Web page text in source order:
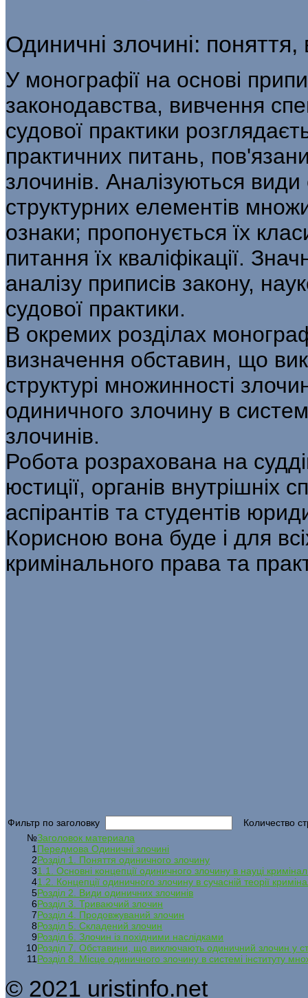
Одиничні злочині: поняття,
У монографії на основі
законодавства, вивчення
судової практики
практичних питань,
злочинів. Аналізуються
структурних елементів
ознаки; пропонується їх
питання їх кваліфікації.
аналізу приписів закону,
судової практики.
В окремих розділах
визначення обставин, що
структурі множинності
одиничного злочину в
злочинів.
Робота розрахована на
юстиції, органів внутрішніх
аспірантів та студентів
Корисною вона буде і для
кримінального права та
Фильтр по заголовку
Количество
№Заголовок материала
1 Передмова Одиничні злочині
2Розділ 1. Поняття одиничного злочину
31.1. Основні концепції одиничного злочину в науці
41.2. Концепції одиничного злочину в сучасній теорії
5Розділ 2. Види одиничних злочинів
6Розділ 3. Триваючий злочин
7Розділ 4. Продовжуваний злочин
8Розділ 5. Складений злочин
9Розділ 6. Злочин із похідними наслідками
10Розділ 7. Обставини, що виключають одиничний злочин у
11 Розділ 8. Місце одиничного злочину в системі інституту
© 2021 uristinfo.net